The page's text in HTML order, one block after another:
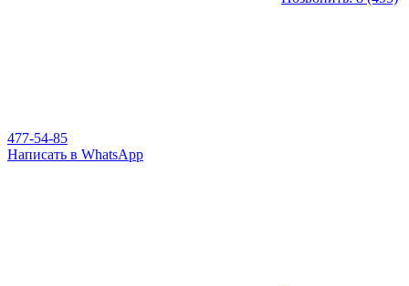
477-54-85
Написать в WhatsApp